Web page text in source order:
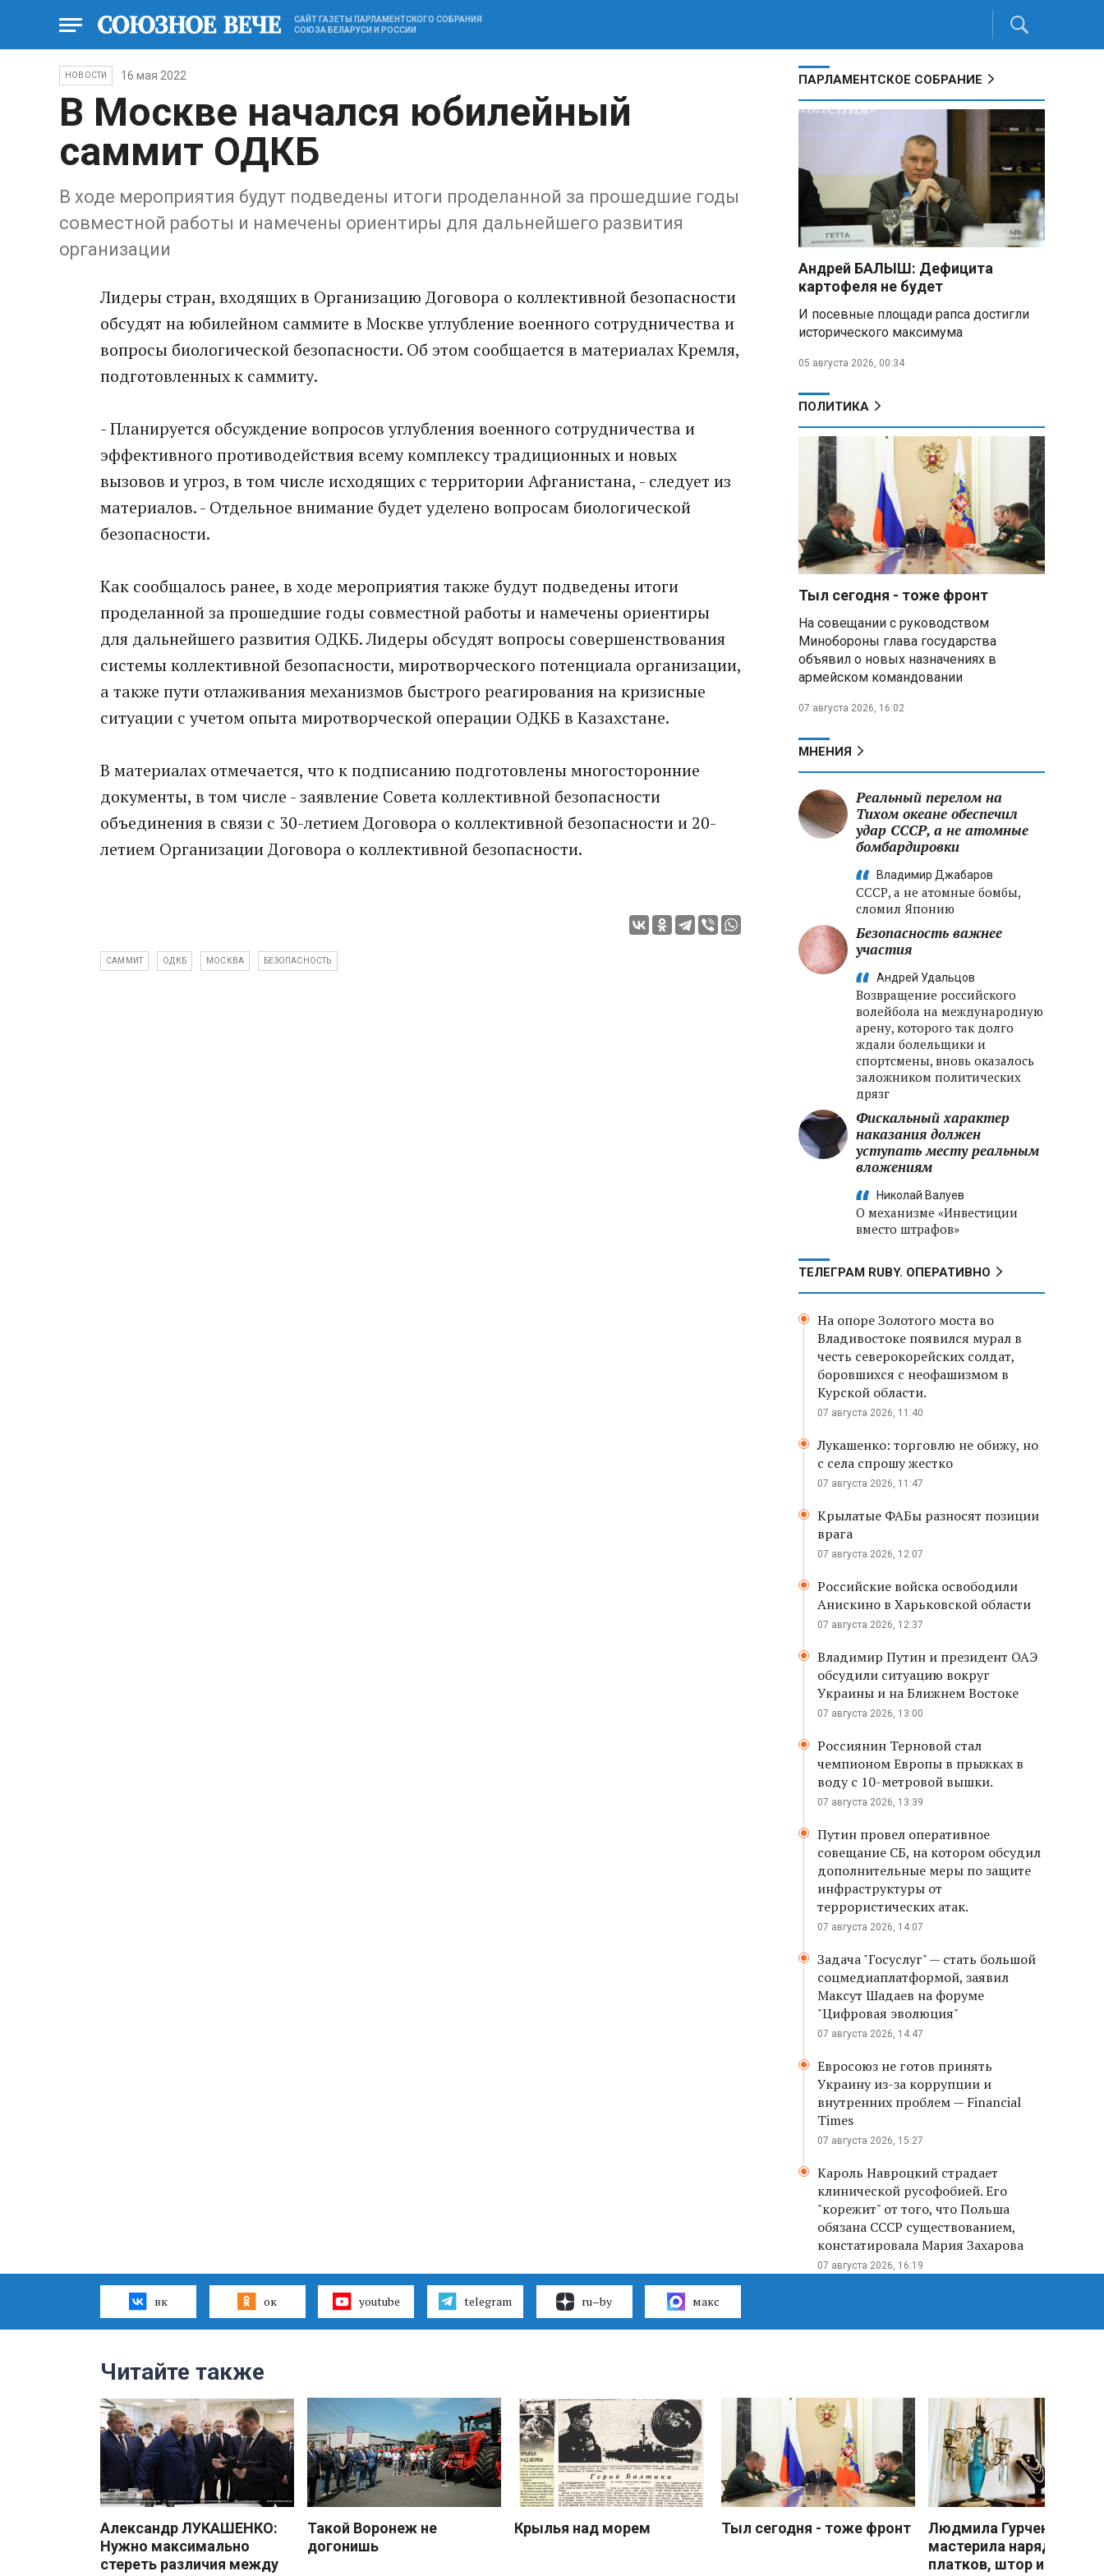
САЙТ ГАЗЕТЫ ПАРЛАМЕНТСКОГО СОБРАНИЯ
СОЮЗА БЕЛАРУСИ И РОССИИ
НОВОСТИ 16 мая 2022
В Москве начался юбилейный
саммит ОДКБ
В ходе мероприятия будут подведены итоги проделанной за прошедшие годы
совместной работы и намечены ориентиры для дальнейшего развития
организации
Лидеры стран, входящих в Организацию Договора о коллективной безопасности
обсудят на юбилейном саммите в Москве углубление военного сотрудничества и
вопросы биологической безопасности. Об этом сообщается в материалах Кремля,
подготовленных к саммиту.
- Планируется обсуждение вопросов углубления военного сотрудничества и
эффективного противодействия всему комплексу традиционных и новых
вызовов и угроз, в том числе исходящих с территории Афганистана, - следует из
материалов. - Отдельное внимание будет уделено вопросам биологической
безопасности.
Как сообщалось ранее, в ходе мероприятия также будут подведены итоги
проделанной за прошедшие годы совместной работы и намечены ориентиры
для дальнейшего развития ОДКБ. Лидеры обсудят вопросы совершенствования
системы коллективной безопасности, миротворческого потенциала организации,
а также пути отлаживания механизмов быстрого реагирования на кризисные
ситуации с учетом опыта миротворческой операции ОДКБ в Казахстане.
В материалах отмечается, что к подписанию подготовлены многосторонние
документы, в том числе - заявление Совета коллективной безопасности
объединения в связи с 30-летием Договора о коллективной безопасности и 20-
летием Организации Договора о коллективной безопасности.
САММИТ ОДКБ МОСКВА БЕЗОПАСНОСТЬ
ПАРЛАМЕНТСКОЕ СОБРАНИЕ
Андрей БАЛЫШ: Дефицита
картофеля не будет
И посевные площади рапса достигли
исторического максимума
05 августа 2026, 00:34
ПОЛИТИКА
Тыл сегодня - тоже фронт
На совещании с руководством
Минобороны глава государства
объявил о новых назначениях в
армейском командовании
07 августа 2026, 16:02
МНЕНИЯ
Реальный перелом на
Тихом океане обеспечил
удар СССР, а не атомные
бомбардировки
Владимир Джабаров
СССР, а не атомные бомбы,
сломил Японию
Безопасность важнее
участия
Андрей Удальцов
Возвращение российского
волейбола на международную
арену, которого так долго
ждали болельщики и
спортсмены, вновь оказалось
заложником политических
дрязг
Фискальный характер
наказания должен
уступать месту реальным
вложениям
Николай Валуев
О механизме «Инвестиции
вместо штрафов»
ТЕЛЕГРАМ RUBY. ОПЕРАТИВНО
На опоре Золотого моста во
Владивостоке появился мурал в
честь северокорейских солдат,
боровшихся с неофашизмом в
Курской области.
07 августа 2026, 11:40
Лукашенко: торговлю не обижу, но
с села спрошу жестко
07 августа 2026, 11:47
Крылатые ФАБы разносят позиции
врага
07 августа 2026, 12:07
Российские войска освободили
Анискино в Харьковской области
07 августа 2026, 12:37
Владимир Путин и президент ОАЭ
обсудили ситуацию вокруг
Украины и на Ближнем Востоке
07 августа 2026, 13:00
Россиянин Терновой стал
чемпионом Европы в прыжках в
воду с 10-метровой вышки.
07 августа 2026, 13:39
Путин провел оперативное
совещание СБ, на котором обсудил
дополнительные меры по защите
инфраструктуры от
террористических атак.
07 августа 2026, 14:07
Задача "Госуслуг" — стать большой
соцмедиаплатформой, заявил
Максут Шадаев на форуме
"Цифровая эволюция"
07 августа 2026, 14:47
Евросоюз не готов принять
Украину из-за коррупции и
внутренних проблем — Financial
Times
07 августа 2026, 15:27
Кароль Навроцкий страдает
клинической русофобией. Его
"корежит" от того, что Польша
обязана СССР существованием,
констатировала Мария Захарова
07 августа 2026, 16:19
вк ок youtube telegram ru–by макс
Читайте также
Александр ЛУКАШЕНКО:
Нужно максимально
стереть различия между
Такой Воронеж не
догонишь
Крылья над морем Тыл сегодня - тоже фронт
Людмила Гурченко
мастерила наряды из
платков, штор и детских